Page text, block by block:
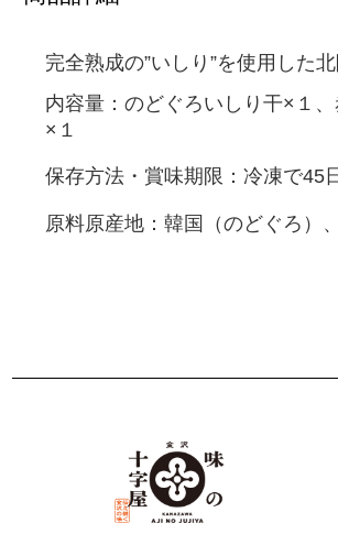
完全熟成の”いしり”を使用した
内容量：のどぐろいしり干×１
×１
保存方法・賞味期限：冷凍で45
原料原産地：韓国（のどぐろ）